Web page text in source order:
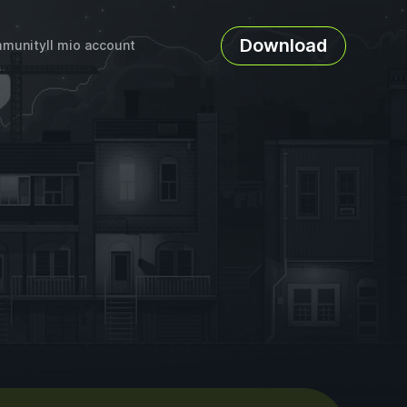
Il mio account Download